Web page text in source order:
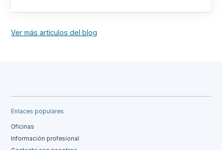
Ver más artículos del blog
Enlaces populares
Oficinas
Información profesional